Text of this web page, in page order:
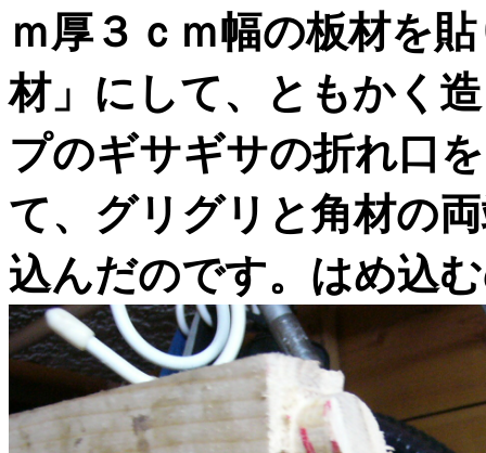
ｍ厚３ｃｍ幅の板材を
材」にして、ともかく
プのギサギサの折れ口
て、グリグリと角材の
込んだのです。はめ込